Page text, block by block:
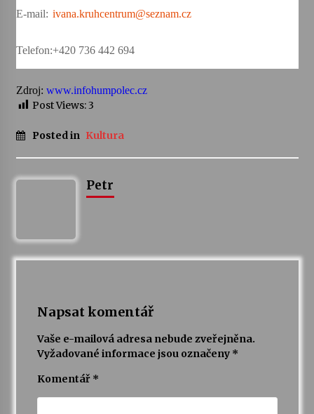
E-mail: ivana.kruhcentrum@seznam.cz
Telefon:+420 736 442 694
Zdroj: www.infohumpolec.cz
Post Views:3
Posted in Kultura
Petr
Napsat komentář
Vaše e-mailová adresa nebude zveřejněna.
Vyžadované informace jsou označeny *
Komentář *